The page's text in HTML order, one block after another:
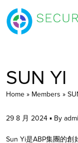
SUN YI
Home» Members »
29 8 月 2024 ▪ By
Sun Yi是ABP集團的